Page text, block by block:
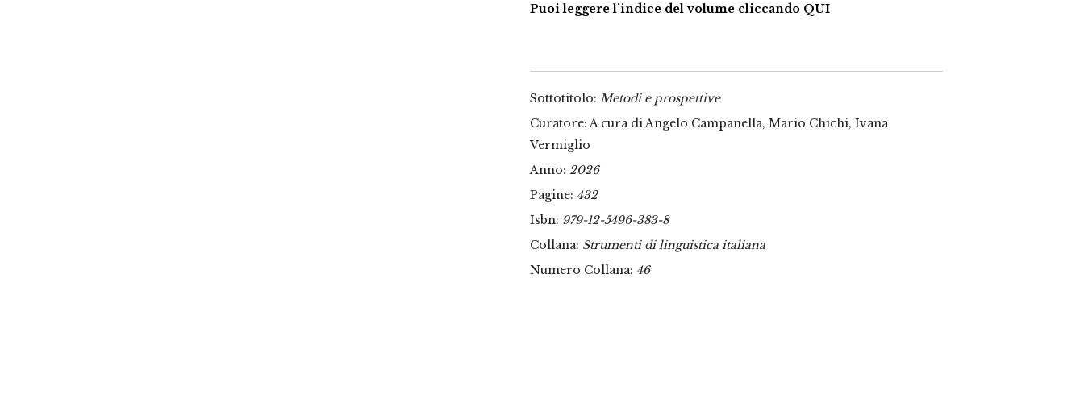
Puoi leggere l’indice del volume cliccando QUI
Sottotitolo: Metodi e prospettive
Curatore: A cura di Angelo Campanella, Mario Chichi, Ivana
Vermiglio
Anno: 2026
Pagine: 432
Isbn: 979-12-5496-383-8
Collana: Strumenti di linguistica italiana
Numero Collana: 46